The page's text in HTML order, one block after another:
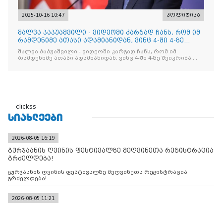
2025-10-16 10:47 პოლიტიკა
შალვა პაპუაშვილი - ვიდეოში კარგად ჩანს, რომ იმ
რამდენიმე ათასი ადამიანიდან, ვინც 4-ში 4-ზე
შეიკრიბა,
შალვა პაპუაშვილი - ვიდეოში კარგად ჩანს, რომ იმ
რამდენიმე ათასი ადამიანიდან, ვინც 4-ში 4-ზე შეიკრიბა,
clickss
ᲡᲘᲐᲮᲚᲔᲔᲑᲘ
2026-08-05 16:19
გურჯაანის ღვინის ფესტივალზე მეღვინეთა რეგისტრაცია
გრძელდება!
გურჯაანის ღვინის ფესტივალზე მეღვინეთა რეგისტრაცია
გრძელდება!
2026-08-05 11:21